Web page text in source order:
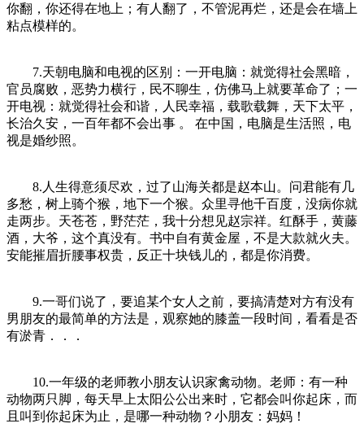
你翻，你还得在地上；有人翻了，不管泥再烂，还是会在墙上
粘点模样的。
7.天朝电脑和电视的区别：一开电脑：就觉得社会黑暗，
官员腐败，恶势力横行，民不聊生，仿佛马上就要革命了；一
开电视：就觉得社会和谐，人民幸福，载歌载舞，天下太平，
长治久安，一百年都不会出事 。 在中国，电脑是生活照，电
视是婚纱照。
8.人生得意须尽欢，过了山海关都是赵本山。问君能有几
多愁，树上骑个猴，地下一个猴。众里寻他千百度，没病你就
走两步。天苍苍，野茫茫，我十分想见赵宗祥。红酥手，黄藤
酒，大爷，这个真没有。书中自有黄金屋，不是大款就火夫。
安能摧眉折腰事权贵，反正十块钱儿的，都是你消费。
9.一哥们说了，要追某个女人之前，要搞清楚对方有没有
男朋友的最简单的方法是，观察她的膝盖一段时间，看看是否
有淤青．．．
10.一年级的老师教小朋友认识家禽动物。老师：有一种
动物两只脚，每天早上太阳公公出来时，它都会叫你起床，而
且叫到你起床为止，是哪一种动物？小朋友：妈妈！